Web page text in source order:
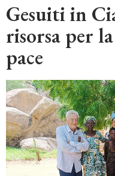
Gesuiti in
risorsa per
pace